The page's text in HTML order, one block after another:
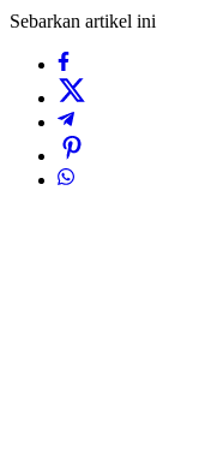
Sebarkan artikel ini